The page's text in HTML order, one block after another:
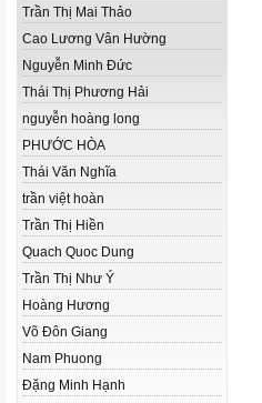
Trần Thị Mai Thảo
Cao Lương Vân Hường
Nguyễn Minh Đức
Thái Thị Phương Hải
nguyễn hoàng long
PHƯỚC HÒA
Thái Văn Nghĩa
trần việt hoàn
Trần Thị Hiền
Quach Quoc Dung
Trần Thị Như Ý
Hoàng Hương
Võ Đôn Giang
Nam Phuong
Đặng Minh Hạnh